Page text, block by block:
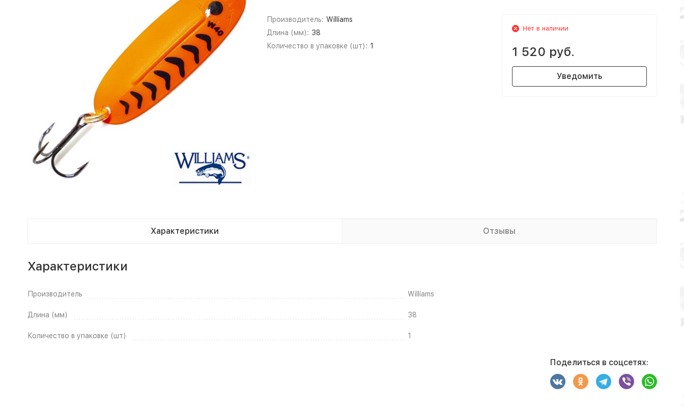
Производитель: Williams
Длина (мм): 38
Количество в упаковке (шт): 1
Нет в наличии
1 520 руб.
Уведомить
Характеристики Отзывы
Характеристики
Производитель Williams
Длина (мм) 38
Количество в упаковке (шт) 1
Поделиться в соцсетях: